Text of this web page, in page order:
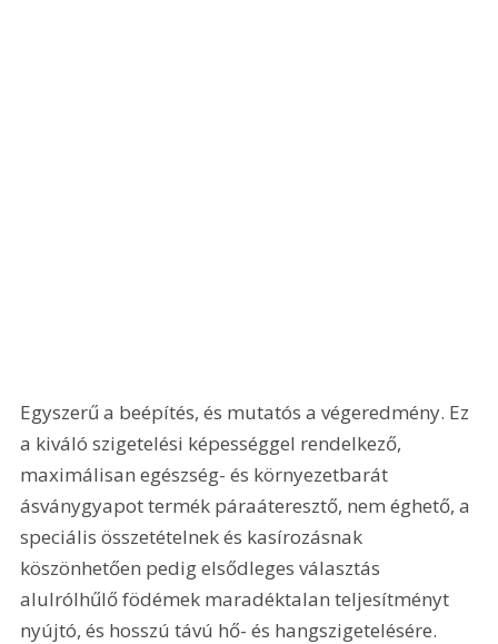
Egyszerű a beépítés, és mutatós a végeredmény. Ez
a kiváló szigetelési képességgel rendelkező,
maximálisan egészség- és környezetbarát
ásványgyapot termék páraáteresztő, nem éghető, a
speciális összetételnek és kasírozásnak
köszönhetően pedig elsődleges választás
alulrólhűlő födémek maradéktalan teljesítményt
nyújtó, és hosszú távú hő- és hangszigetelésére.